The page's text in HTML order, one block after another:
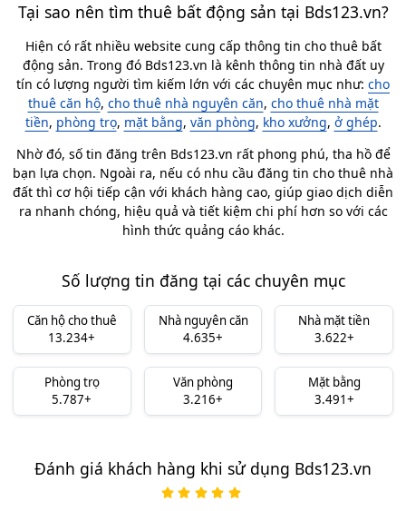
Tại sao nên tìm thuê bất động sản tại Bds123.vn?
Hiện có rất nhiều website cung cấp thông tin cho thuê bất
động sản. Trong đó Bds123.vn là kênh thông tin nhà đất uy
tín có lượng người tìm kiếm lớn với các chuyên mục như: cho
thuê căn hộ, cho thuê nhà nguyên căn, cho thuê nhà mặt
tiền, phòng trọ, mặt bằng, văn phòng, kho xưởng, ở ghép.
Nhờ đó, số tin đăng trên Bds123.vn rất phong phú, tha hồ để
bạn lựa chọn. Ngoài ra, nếu có nhu cầu đăng tin cho thuê nhà
đất thì cơ hội tiếp cận với khách hàng cao, giúp giao dịch diễn
ra nhanh chóng, hiệu quả và tiết kiệm chi phí hơn so với các
hình thức quảng cáo khác.
Số lượng tin đăng tại các chuyên mục
Căn hộ cho thuê
13.234+
Nhà nguyên căn
4.635+
Nhà mặt tiền
3.622+
Phòng trọ
5.787+
Văn phòng
3.216+
Mặt bằng
3.491+
Đánh giá khách hàng khi sử dụng Bds123.vn